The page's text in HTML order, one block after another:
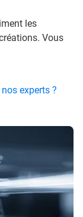
les
Vous
experts ?